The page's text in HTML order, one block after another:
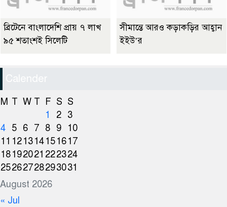
ব্রিটেনে বাংলাদেশি প্রায় ৭ লাখ
৯৫ শতাংশই সিলেটি
সীমান্তে আরও কড়াকড়ির আহ্বান
ইইউ’র
Calender
August 2026
M T W T F S S
1
2 3
4 5 6 7 8 9
10
11 121314151617
18192021 222324
25262728293031
« Jul